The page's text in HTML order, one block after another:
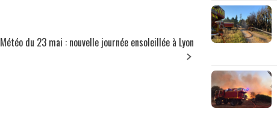
Météo du 23 mai : nouvelle journée ensoleillée à Lyon